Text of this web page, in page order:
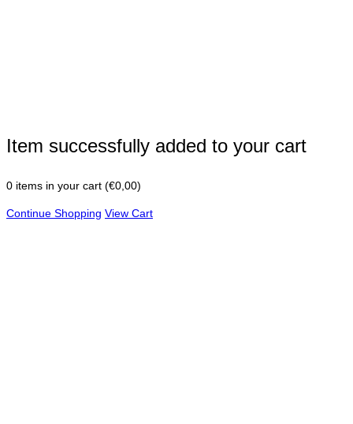
Item successfully added to your cart
0 items in your cart (€0,00)
Continue Shopping View Cart